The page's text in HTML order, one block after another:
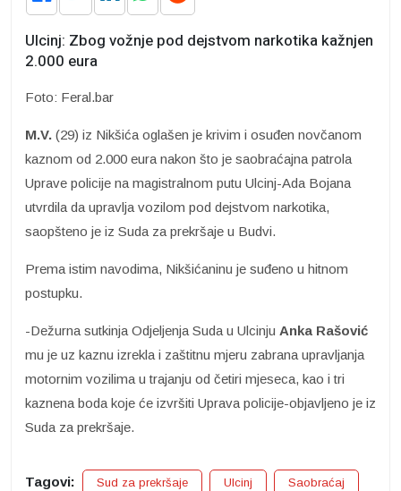
Ulcinj: Zbog vožnje pod dejstvom narkotika kažnjen
2.000 eura
Foto: Feral.bar
M.V. (29) iz Nikšića oglašen je krivim i osuđen novčanom
kaznom od 2.000 eura nakon što je saobraćajna patrola
Uprave policije na magistralnom putu Ulcinj-Ada Bojana
utvrdila da upravlja vozilom pod dejstvom narkotika,
saopšteno je iz Suda za prekršaje u Budvi.
Prema istim navodima, Nikšićaninu je suđeno u hitnom
postupku.
-Dežurna sutkinja Odjeljenja Suda u Ulcinju Anka Rašović
mu je uz kaznu izrekla i zaštitnu mjeru zabrana upravljanja
motornim vozilima u trajanju od četiri mjeseca, kao i tri
kaznena boda koje će izvršiti Uprava policije-objavljeno je iz
Suda za prekršaje.
Tagovi: Sud za prekršaje Ulcinj Saobraćaj